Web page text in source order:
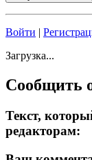
Войти
Загрузка...
Сообщить
Текст,
редакторам: